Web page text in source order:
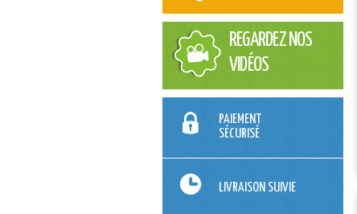
REGARDEZ NOS
VIDÉOS
PAIEMENT
SÉCURISÉ
LIVRAISON SUIVIE